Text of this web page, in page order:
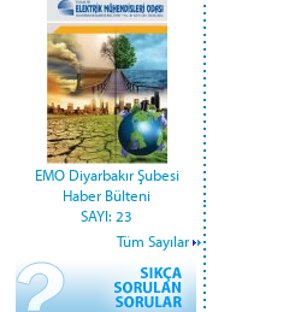
EMO Diyarbakır Şubesi
Haber Bülteni
SAYI: 23
Tüm Sayılar